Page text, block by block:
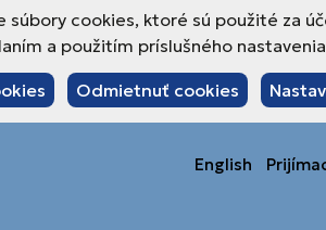
cookies, ktoré sú použité za
a použitím príslušného
Odmietnuť cookies
English